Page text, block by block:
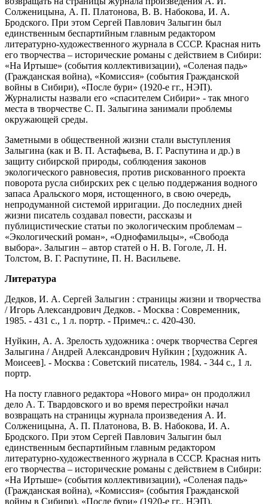
Солженицына, А. П. Платонова, В. В. Набокова, И. А.
Бродского. При этом Сергей Павлович Залыгин был
единственным беспартийным главным редактором
литературно-художественного журнала в СССР. Красная нить
его творчества – исторические романы с действием в Сибири:
«На Иртыше» (события коллективизации), «Соленая падь»
(Гражданская война), «Комиссия» (события Гражданской
войны в Сибири), «После бури» (1920-е гг., НЭП).
Журналисты назвали его «спасителем Сибири» - так много
места в творчестве С. П. Залыгина занимали проблемы
окружающей среды.
Заметными в общественной жизни стали выступления
Залыгина (как и В. П. Астафьева, В. Г. Распутина и др.) в
защиту сибирской природы, соблюдения законов
экологического равновесия, против рискованного проекта
поворота русла сибирских рек с целью поддержания водного
запаса Аральского моря, истощенного, в свою очередь,
непродуманной системой ирригации. До последних дней
жизни писатель создавал повести, рассказы и
публицистические статьи по экологическим проблемам –
«Экологический роман», «Однофамильцы», «Свобода
выбора». Залыгин – автор статей о Н. В. Гоголе, Л. Н.
Толстом, В. Г. Распутине, П. Н. Васильеве.
Литература
Дедков, И. А. Сергей Залыгин : страницы жизни и творчества
/ Игорь Александрович Дедков. - Москва : Современник,
1985. - 431 с., 1 л. портр. - Примеч.: с. 420-430.
Нуйкин, А. А. Зрелость художника : очерк творчества Сергея
Залыгина / Андрей Александрович Нуйкин ; [художник А.
Моисеев]. - Москва : Советский писатель, 1984. - 344 с., 1 л.
портр.
На посту главного редактора «Нового мира» он продолжил
дело А. Т. Твардовского и во время перестройки начал
возвращать на страницы журнала произведения А. И.
Солженицына, А. П. Платонова, В. В. Набокова, И. А.
Бродского. При этом Сергей Павлович Залыгин был
единственным беспартийным главным редактором
литературно-художественного журнала в СССР. Красная нить
его творчества – исторические романы с действием в Сибири:
«На Иртыше» (события коллективизации), «Соленая падь»
(Гражданская война), «Комиссия» (события Гражданской
войны в Сибири), «После бури» (1920-е гг., НЭП).